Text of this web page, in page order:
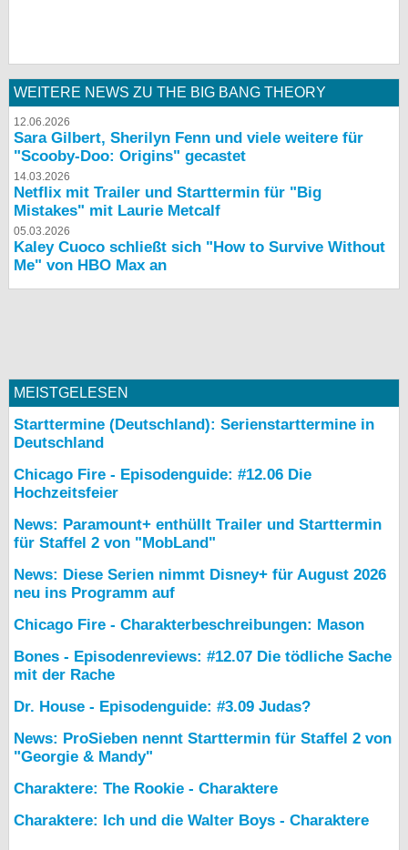
WEITERE NEWS ZU THE BIG BANG THEORY
12.06.2026
Sara Gilbert, Sherilyn Fenn und viele weitere für
"Scooby-Doo: Origins" gecastet
14.03.2026
Netflix mit Trailer und Starttermin für "Big
Mistakes" mit Laurie Metcalf
05.03.2026
Kaley Cuoco schließt sich "How to Survive Without
Me" von HBO Max an
MEISTGELESEN
Starttermine (Deutschland): Serienstarttermine in
Deutschland
Chicago Fire - Episodenguide: #12.06 Die
Hochzeitsfeier
News: Paramount+ enthüllt Trailer und Starttermin
für Staffel 2 von "MobLand"
News: Diese Serien nimmt Disney+ für August 2026
neu ins Programm auf
Chicago Fire - Charakterbeschreibungen: Mason
Bones - Episodenreviews: #12.07 Die tödliche Sache
mit der Rache
Dr. House - Episodenguide: #3.09 Judas?
News: ProSieben nennt Starttermin für Staffel 2 von
"Georgie & Mandy"
Charaktere: The Rookie - Charaktere
Charaktere: Ich und die Walter Boys - Charaktere